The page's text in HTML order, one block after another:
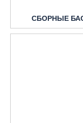
СБОРНЫЕ